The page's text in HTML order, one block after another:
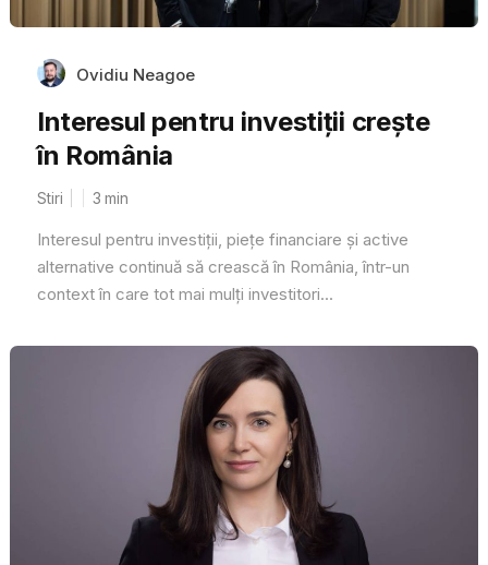
Ovidiu Neagoe
Interesul pentru investiții crește
în România
Stiri 3 min
Interesul pentru investiții, piețe financiare și active
alternative continuă să crească în România, într-un
context în care tot mai mulți investitori...